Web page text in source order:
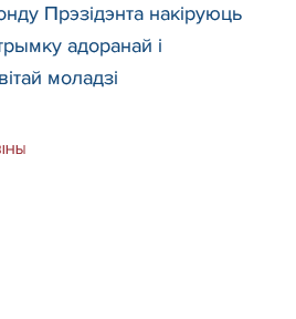
Прэзідэнта накіруюць
адоранай і
моладзі